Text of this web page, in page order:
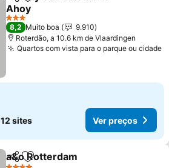
Adicionar aos favoritos
Ahoy
Ver preços
3 Estrelas
8,2 Muito boa
9.910
Roterdão, a 10.6 km de Vlaardingen
Quartos com vista para o parque ou cidade
12 sites Ver preços
PartilharAdicionar aos favoritos
a&o Rotterdam